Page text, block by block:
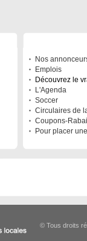
Nos
Emplois
Découvrez le
L'Agenda
Soccer
Circulaires de
Coupons-
Pour placer
© Tous droits